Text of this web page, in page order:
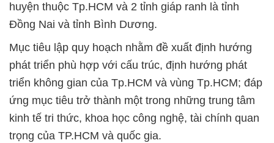
huyện thuộc Tp.HCM và 2 tỉnh giáp ranh là tỉnh
Đồng Nai và tỉnh Bình Dương.
Mục tiêu lập quy hoạch nhằm đề xuất định hướng
phát triển phù hợp với cấu trúc, định hướng phát
triển không gian của Tp.HCM và vùng Tp.HCM; đáp
ứng mục tiêu trở thành một trong những trung tâm
kinh tế tri thức, khoa học công nghệ, tài chính quan
trọng của TP.HCM và quốc gia.